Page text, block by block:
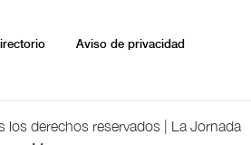
Aviso de privacidad
los derechos reservados | La Jornada